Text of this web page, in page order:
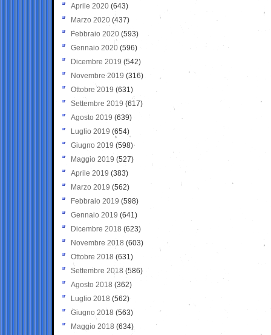
Aprile 2020 (643)
Marzo 2020 (437)
Febbraio 2020 (593)
Gennaio 2020 (596)
Dicembre 2019 (542)
Novembre 2019 (316)
Ottobre 2019 (631)
Settembre 2019 (617)
Agosto 2019 (639)
Luglio 2019 (654)
Giugno 2019 (598)
Maggio 2019 (527)
Aprile 2019 (383)
Marzo 2019 (562)
Febbraio 2019 (598)
Gennaio 2019 (641)
Dicembre 2018 (623)
Novembre 2018 (603)
Ottobre 2018 (631)
Settembre 2018 (586)
Agosto 2018 (362)
Luglio 2018 (562)
Giugno 2018 (563)
Maggio 2018 (634)